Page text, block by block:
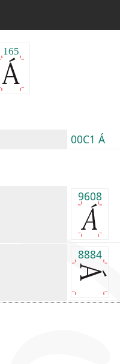
165
00C1 Á
9608
8884